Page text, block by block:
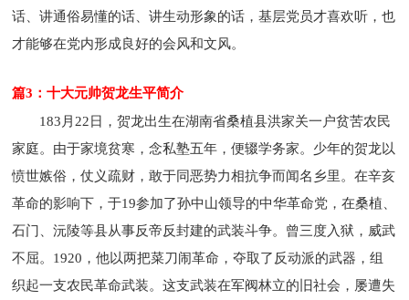
话、讲通俗易懂的话、讲生动形象的话，基层党员才喜欢听，也
才能够在党内形成良好的会风和文风。
篇3：十大元帅贺龙生平简介
183月22日，贺龙出生在湖南省桑植县洪家关一户贫苦农民
家庭。由于家境贫寒，念私塾五年，便辍学务家。少年的贺龙以
愤世嫉俗，仗义疏财，敢于同恶势力相抗争而闻名乡里。在辛亥
革命的影响下，于19参加了孙中山领导的中华革命党，在桑植、
石门、沅陵等县从事反帝反封建的武装斗争。曾三度入狱，威武
不屈。1920，他以两把菜刀闹革命，夺取了反动派的武器，组
织起一支农民革命武装。这支武装在军阀林立的旧社会，屡遭失